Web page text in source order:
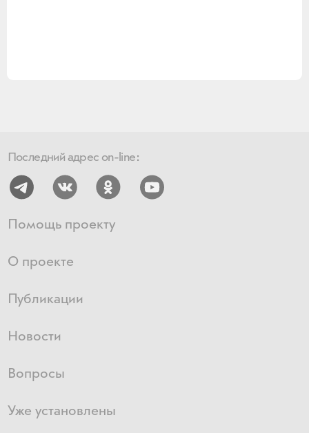
Последний адрес on-line:
Помощь проекту
О проекте
Публикации
Новости
Вопросы
Уже установлены